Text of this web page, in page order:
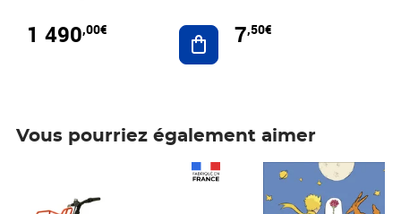
1 490,00€ Ajouter au panier
7,50€
Vous pourriez également aimer
Prix 7,50€